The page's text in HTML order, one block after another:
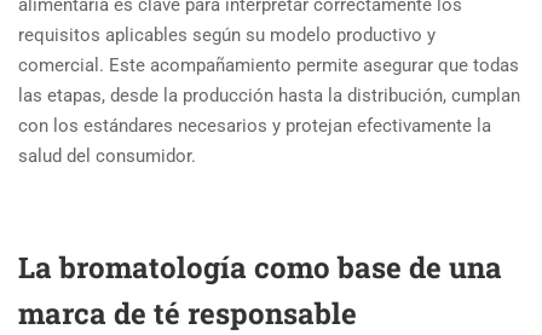
alimentaria es clave para interpretar correctamente los
requisitos aplicables según su modelo productivo y
comercial. Este acompañamiento permite asegurar que todas
las etapas, desde la producción hasta la distribución, cumplan
con los estándares necesarios y protejan efectivamente la
salud del consumidor.
La bromatología como base de una
marca de té responsable